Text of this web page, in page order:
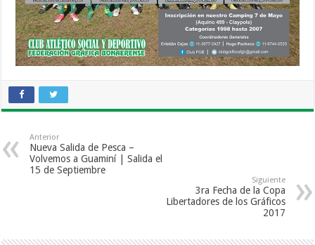
Anterior
Nueva Salida de Pesca –
Volvemos a Guaminí | Salida el
15 de Septiembre
Siguiente
3ra Fecha de la Copa
Libertadores de los Gráficos
2017